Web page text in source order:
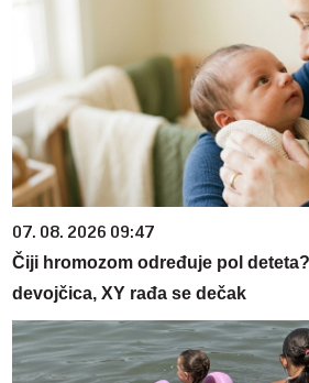
07. 08. 2026 09:47
Čiji hromozom određuje pol
devojčica, XY rađa se dečak